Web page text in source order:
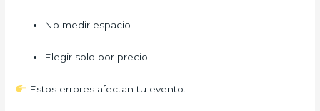
No medir espacio
Elegir solo por precio
Estos errores afectan tu evento.